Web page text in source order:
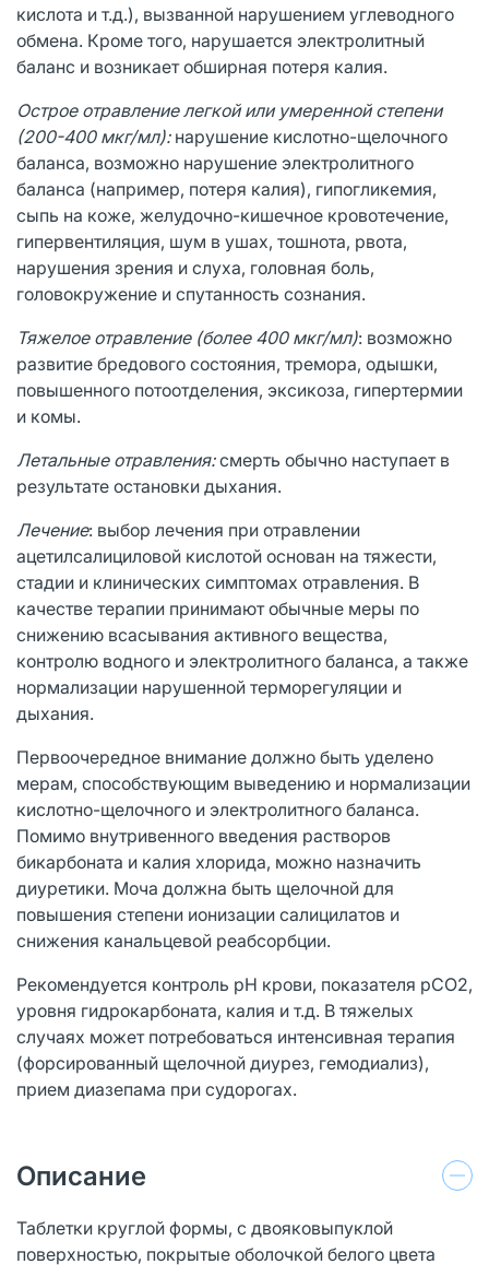
кислота и т.д.), вызванной нарушением углеводного
обмена. Кроме того, нарушается электролитный
баланс и возникает обширная потеря калия.
Острое отравление легкой или умеренной степени
(200-400 мкг/мл): нарушение кислотно-щелочного
баланса, возможно нарушение электролитного
баланса (например, потеря калия), гипогликемия,
сыпь на коже, желудочно-кишечное кровотечение,
гипервентиляция, шум в ушах, тошнота, рвота,
нарушения зрения и слуха, головная боль,
головокружение и спутанность сознания.
Тяжелое отравление (более 400 мкг/мл): возможно
развитие бредового состояния, тремора, одышки,
повышенного потоотделения, эксикоза, гипертермии
и комы.
Летальные отравления:смерть обычно наступает в
результате остановки дыхания.
Лечение: выбор лечения при отравлении
ацетилсалициловой кислотой основан на тяжести,
стадии и клинических симптомах отравления. В
качестве терапии принимают обычные меры по
снижению всасывания активного вещества,
контролю водного и электролитного баланса, а также
нормализации нарушенной терморегуляции и
дыхания.
Первоочередное внимание должно быть уделено
мерам, способствующим выведению и нормализации
кислотно-щелочного и электролитного баланса.
Помимо внутривенного введения растворов
бикарбоната и калия хлорида, можно назначить
диуретики. Моча должна быть щелочной для
повышения степени ионизации салицилатов и
снижения канальцевой реабсорбции.
Рекомендуется контроль pH крови, показателя pCO2,
уровня гидрокарбоната, калия и т.д. В тяжелых
случаях может потребоваться интенсивная терапия
(форсированный щелочной диурез, гемодиализ),
прием диазепама при судорогах.
Описание
Таблетки круглой формы, с двояковыпуклой
поверхностью, покрытые оболочкой белого цвета